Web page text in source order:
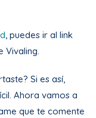
, puedes ir al link
Vivaling.
Si es así,
Ahora vamos a
que te comente